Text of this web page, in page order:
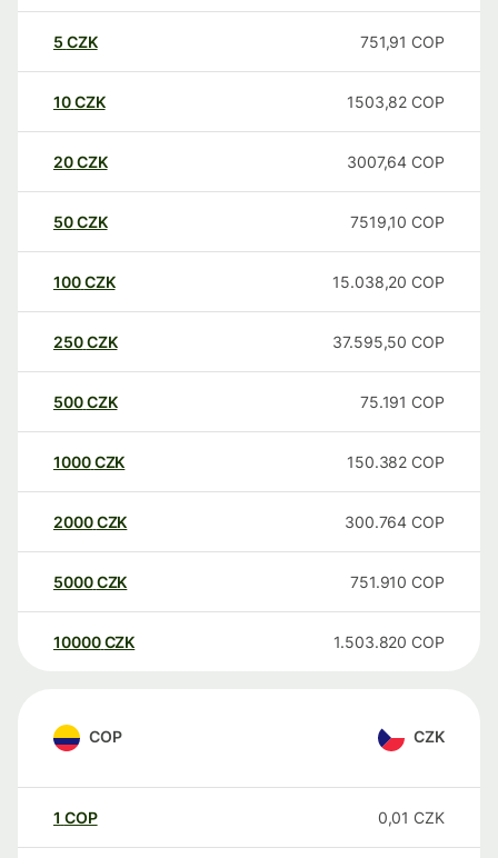
5 CZK 751,91 COP
10CZK 1503,82 COP
20CZK 3007,64 COP
50CZK 7519,10 COP
100CZK 15.038,20 COP
250CZK 37.595,50 COP
500CZK 75.191 COP
1000CZK 150.382 COP
2000CZK 300.764 COP
5000CZK 751.910 COP
10000 CZK 1.503.820 COP
COP CZK
1 COP 0,01 CZK